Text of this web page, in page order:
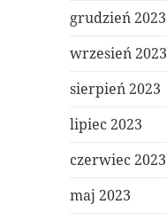
grudzień 2023
wrzesień 2023
sierpień 2023
lipiec 2023
czerwiec 2023
maj 2023